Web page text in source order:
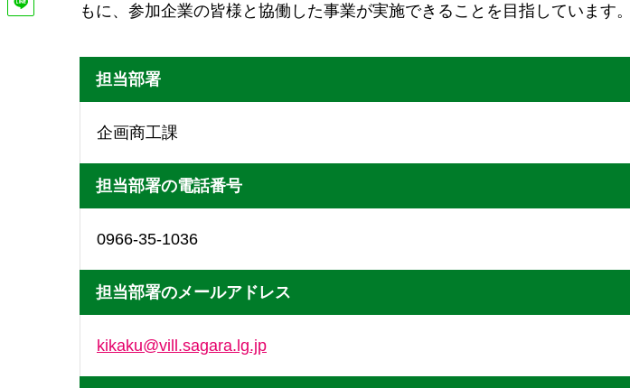
もに、参加企業の皆様と協働した事業が実施できることを目指しています。
担当部署
企画商工課
担当部署の電話番号
0966-35-1036
担当部署のメールアドレス
kikaku@vill.sagara.lg.jp